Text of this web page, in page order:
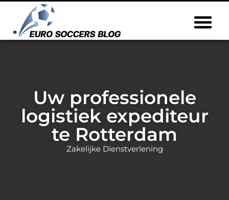
Uw professionele
logistiek expediteur
te Rotterdam
Zakelijke Dienstverlening